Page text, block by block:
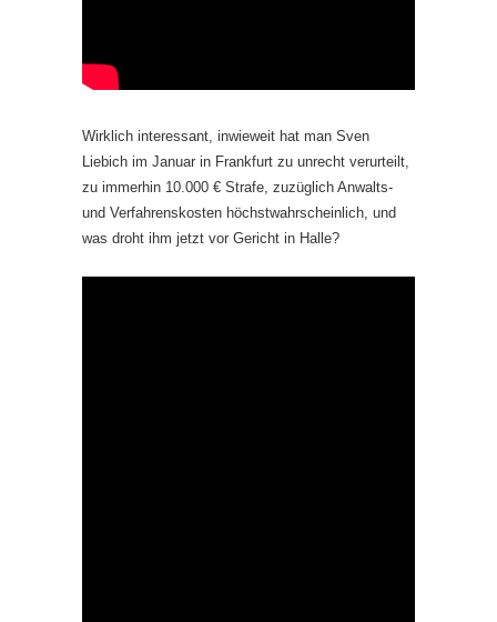
Wirklich interessant, inwieweit hat man Sven
Liebich im Januar in Frankfurt zu unrecht verurteilt,
zu immerhin 10.000 € Strafe, zuzüglich Anwalts-
und Verfahrenskosten höchstwahrscheinlich, und
was droht ihm jetzt vor Gericht in Halle?